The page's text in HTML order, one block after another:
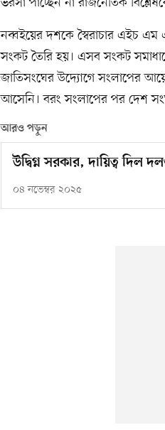
নব্বইয়ের দশকে স্বৈরাচার এইচ এম
সংকট তৈরি হয়। এসব সংকট
জাতিসংঘের উদ্যোগে সংলাপের
আসেনি। বরং সংলাপের পর দেশ
আরও পড়ুন
উদ্বিগ্ন সরকার, দায়িত্ব দিল
০৪ নভেম্বর ২০২৫